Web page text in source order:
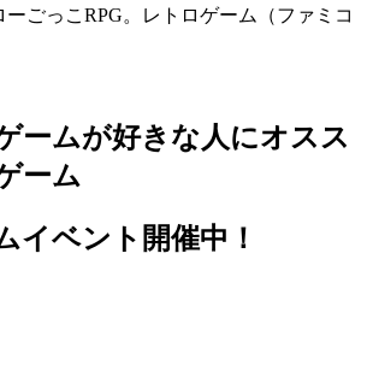
ごっこRPG。レトロゲーム（ファミコ
ームが好きな人にオスス
ーム
イベント開催中！